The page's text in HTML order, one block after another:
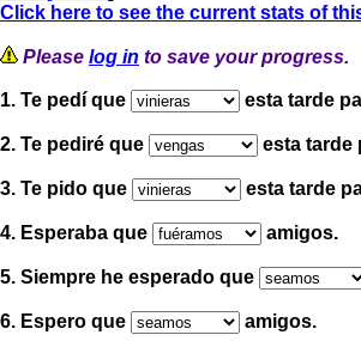
Click here to see the current stats of
Please log in to save your progress.
1. Te pedí que esta tarde
2. Te pediré que esta tarde
3. Te pido que esta tarde
4. Esperaba que amigos.
5. Siempre he esperado que
6. Espero que amigos.